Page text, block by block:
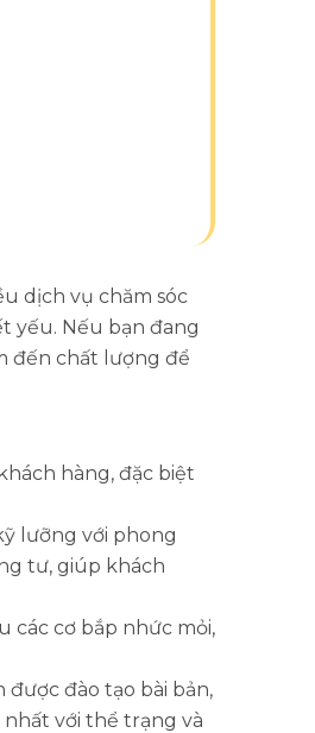
dịch vụ chăm sóc
yếu. Nếu bạn đang
đến chất lượng để
hàng, đặc biệt
lưỡng với phong
tư, giúp khách
các cơ bắp nhức mỏi,
đào tạo bài bản,
với thể trạng và